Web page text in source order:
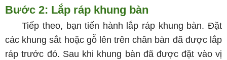
Bước 2: Lắp ráp khung bàn
Tiếp theo, bạn tiến hành lắp ráp khung bàn. Đặt
các khung sắt hoặc gỗ lên trên chân bàn đã được lắp
ráp trước đó. Sau khi khung bàn đã được đặt vào vị